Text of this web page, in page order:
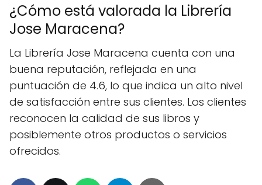
¿Cómo está valorada la Librería
Jose Maracena?
La Librería Jose Maracena cuenta con una
buena reputación, reflejada en una
puntuación de 4.6, lo que indica un alto nivel
de satisfacción entre sus clientes. Los clientes
reconocen la calidad de sus libros y
posiblemente otros productos o servicios
ofrecidos.